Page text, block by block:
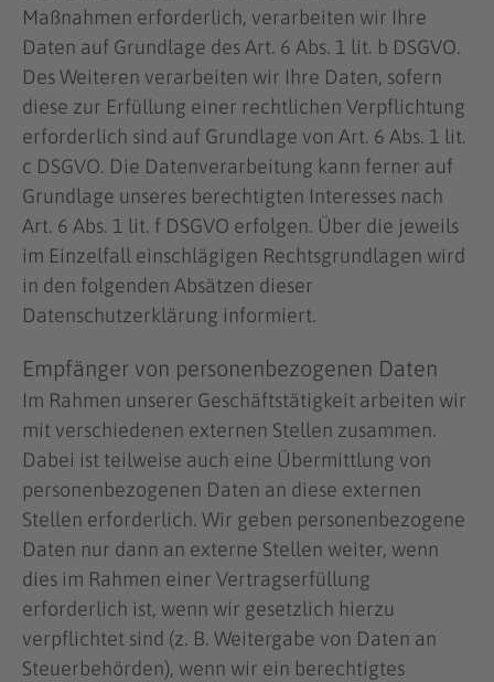
Maßnahmen erforderlich, verarbeiten wir Ihre
Daten auf Grundlage des Art. 6 Abs. 1 lit. b DSGVO.
Des Weiteren verarbeiten wir Ihre Daten, sofern
diese zur Erfüllung einer rechtlichen Verpflichtung
erforderlich sind auf Grundlage von Art. 6 Abs. 1 lit.
c DSGVO. Die Datenverarbeitung kann ferner auf
Grundlage unseres berechtigten Interesses nach
Art. 6 Abs. 1 lit. f DSGVO erfolgen. Über die jeweils
im Einzelfall einschlägigen Rechtsgrundlagen wird
in den folgenden Absätzen dieser
Datenschutzerklärung informiert.
Empfänger von personenbezogenen Daten
Im Rahmen unserer Geschäftstätigkeit arbeiten wir
mit verschiedenen externen Stellen zusammen.
Dabei ist teilweise auch eine Übermittlung von
personenbezogenen Daten an diese externen
Stellen erforderlich. Wir geben personenbezogene
Daten nur dann an externe Stellen weiter, wenn
dies im Rahmen einer Vertragserfüllung
erforderlich ist, wenn wir gesetzlich hierzu
verpflichtet sind (z. B. Weitergabe von Daten an
Steuerbehörden), wenn wir ein berechtigtes